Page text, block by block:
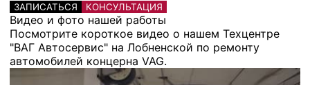
ЗАПИСАТЬСЯ КОНСУЛЬТАЦИЯ
Видео и фото нашей работы
Посмотрите короткое видео о нашем Техцентре
"ВАГ Автосервис" на Лобненской по ремонту
автомобилей концерна VAG.